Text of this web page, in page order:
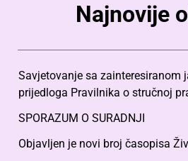
Najnovije
Savjetovanje sa zainteresiranom
prijedloga Pravilnika o stručnoj
SPORAZUM O SURADNJI
Objavljen je novi broj časopisa